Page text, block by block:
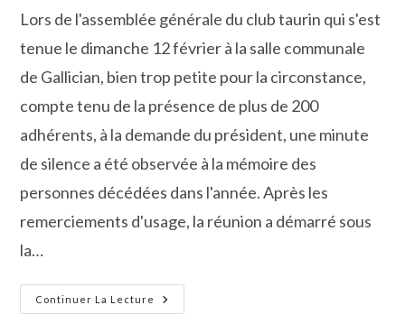
publication :
Lors de l'assemblée générale du club taurin qui s'est
tenue le dimanche 12 février à la salle communale
de Gallician, bien trop petite pour la circonstance,
compte tenu de la présence de plus de 200
adhérents, à la demande du président, une minute
de silence a été observée à la mémoire des
personnes décédées dans l'année. Après les
remerciements d'usage, la réunion a démarré sous
la…
Continuer La Lecture
2016,
Une